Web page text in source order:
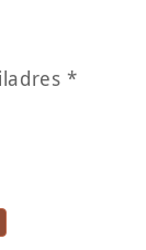
*Vereist